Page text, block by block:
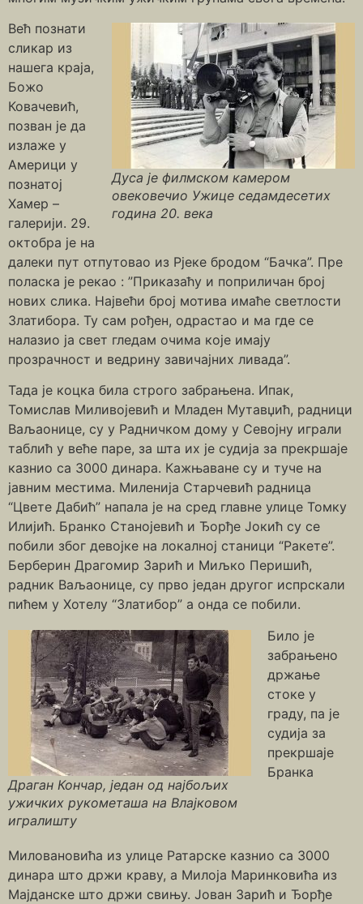
Дуса је филмском камером
овековечио Ужице седамдесетих
година 20. века
Већ познати
сликар из
нашега краја,
Божо
Ковачевић,
позван је да
излаже у
Америци у
познатој
Хамер –
галерији. 29.
октобра је на
далеки пут отпутовао из Рјеке бродом “Бачка”. Пре
поласка је рекао : ”Приказаћу и поприличан број
нових слика. Највећи број мотива имаће светлости
Златибора. Ту сам рођен, одрастао и ма где се
налазио ја свет гледам очима које имају
прозрачност и ведрину завичајних ливада”.
Тада је коцка била строго забрањена. Ипак,
Томислав Миливојевић и Младен Мутавџић, радници
Ваљаонице, су у Радничком дому у Севојну играли
таблић у веће паре, за шта их је судија за прекршаје
казнио са 3000 динара. Кажњаване су и туче на
јавним местима. Миленија Старчевић радница
“Цвете Дабић” напала је на сред главне улице Томку
Илијић. Бранко Станојевић и Ђорђе Јокић су се
побили због девојке на локалној станици “Ракете”.
Берберин Драгомир Зарић и Миљко Перишић,
радник Ваљаонице, су прво један другог испрскали
пићем у Хотелу “Златибор” а онда се побили.
Драган Кончар, један од најбољих
ужичких рукометаша на Влајковом
игралишту
Било је
забрањено
држање
стоке у
граду, па је
судија за
прекршаје
Бранка
Миловановића из улице Ратарске казнио са 3000
динара што држи краву, а Милоја Маринковића из
Мајданске што држи свињу. Јован Зарић и Ђорђе